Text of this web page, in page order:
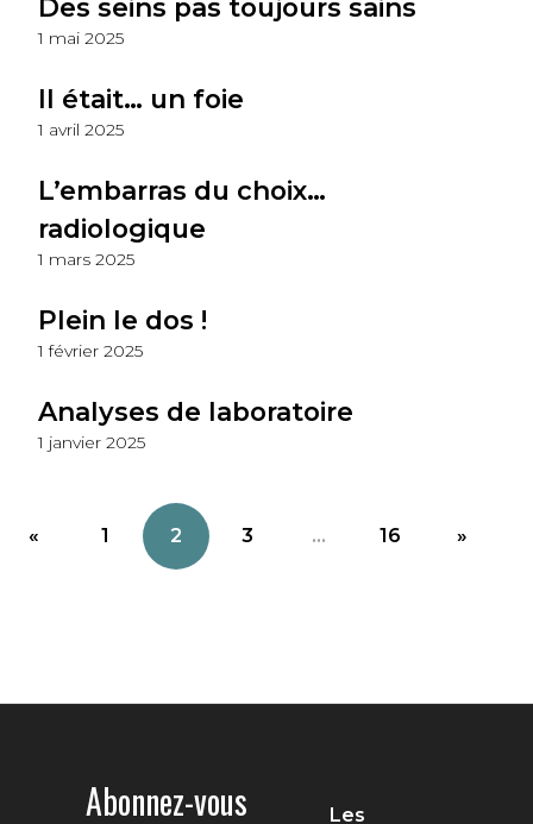
Des seins pas toujours sains
1 mai 2025
Il était… un foie
1 avril 2025
L’embarras du choix…
radiologique
1 mars 2025
Plein le dos !
1 février 2025
Analyses de laboratoire
1 janvier 2025
« 1 2 3 ... 16 »
Abonnez-vous
Les